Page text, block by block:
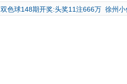
双色球148期开奖:头奖11注666万 徐州